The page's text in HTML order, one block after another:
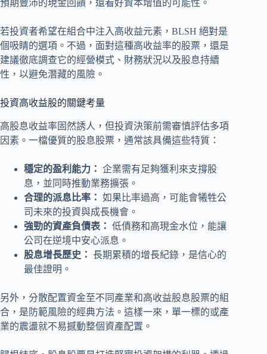
預期豐沛的現金回饋，還看好資本增值的可能性。
若投資者希望在組合中注入高收益元素，BLSH 絕對是
個吸睛的選項。不過，面對這種高收益率的股票，還是
建議徹底調查它的經營模式、財務狀況以及股息持續
性，以避免潛藏的風險。
投資高收益股的關鍵考量
高股息收益率固然誘人，但投資決策前需審慎評估多項
因素。一檔優質的股息股票，通常該具備這些特質：
穩定的盈利能力： 企業需有足夠獲利來支撐股
息，並同時推動業務擴張。
合理的派息比率： 如果比率過高，可能會犧牲公
司未來的投資與成長機會。
強勁的資產負債表： 低債務和高現金水位，能讓
公司在逆境中安心派息。
股息增長歷史： 長期累積的增長紀錄，是信心的
最佳證明。
另外，分散配置資金至不同產業和高收益股息股票的組
合，是防範風險的經典方法。這樣一來，單一標的或產
業的震盪就不易撼動整個資產配置。